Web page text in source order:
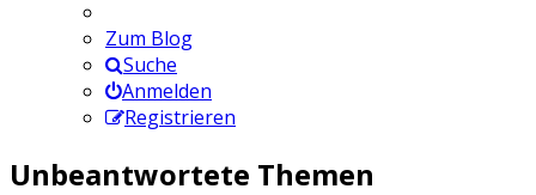
Zum Blog
Suche
Anmelden
Registrieren
Unbeantwortete Themen